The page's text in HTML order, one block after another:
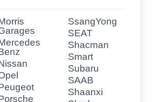
SsangYong
SEAT
Shacman
Smart
Subaru
SAAB
Shaanxi